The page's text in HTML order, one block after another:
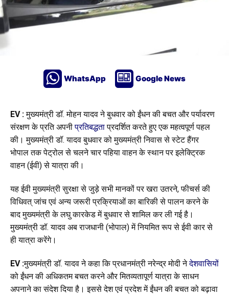
WhatsApp Google News
EV :मुख्यमंत्री डॉ. मोहन यादव ने बुधवार को ईंधन की बचत और पर्यावरण
संरक्षण के प्रति अपनीप्रतिबद्धताप्रदर्शित करते हुए एक महत्वपूर्ण पहल
की। मुख्यमंत्री डॉ. यादव बुधवार को मुख्यमंत्री निवास से स्टेट हैंगर
भोपाल तक पेट्रोल से चलने चार पहिया वाहन के स्थान पर इलेक्ट्रिक
वाहन (ईवी) से यात्रा की।
यह ईवी मुख्यमंत्री सुरक्षा से जुड़े सभी मानकों पर खरा उतरने, फीचर्स की
विधिवत् जांच एवं अन्य जरूरी प्रक्रियाओं का बारिकी से पालन करने के
बाद मुख्यमंत्री के लघु कारकेड में बुधवार से शामिल कर ली गई है।
मुख्यमंत्री डॉ. यादव अब राजधानी (भोपाल) में नियमित रूप से ईवी कार से
ही यात्रा करेंगे।
EV :मुख्यमंत्री डॉ. यादव ने कहा कि प्रधानमंत्री नरेन्द्र मोदी नेदेशवासियों
को ईंधन की अधिकतम बचत करने और मितव्यतापूर्ण यात्रा के साधन
अपनाने का संदेश दिया है। इससे देश एवं प्रदेश में ईंधन की बचत को बढ़ावा